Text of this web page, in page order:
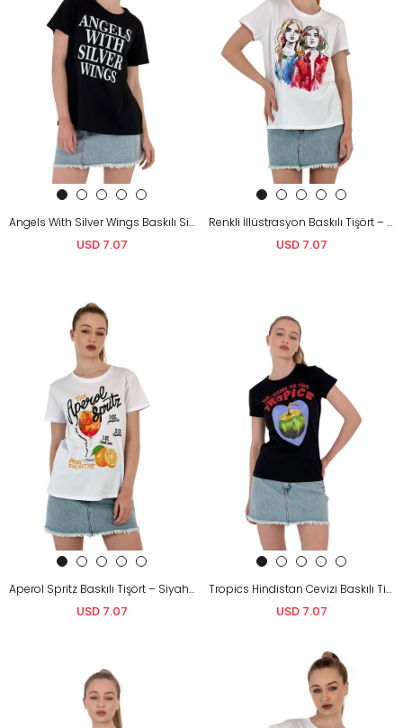
Angels With Silver Wings Baskılı Siyah T-Shirt
USD 7.07
Renkli İllüstrasyon Baskılı Tişört – Siyah &Amp; Beyaz
USD 7.07
Aperol Spritz Baskılı Tişört – Siyah &Amp; Beyaz
&Nbsp;
USD 7.07
Tropics Hindistan Cevizi Baskılı Tişört – Siyah &Amp; Beyaz
USD 7.07